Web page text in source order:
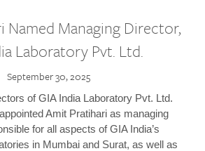
Named Managing Director,
Laboratory Pvt. Ltd.
September 30, 2025
of GIA India Laboratory Pvt. Ltd.
Amit Pratihari as managing
for all aspects of GIA India’s
in Mumbai and Surat, as well as